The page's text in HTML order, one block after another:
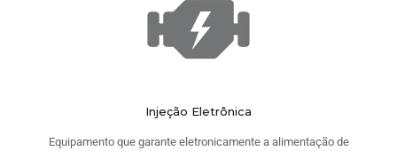
Injeção Eletrônica
Equipamento que garante eletronicamente a alimentação de